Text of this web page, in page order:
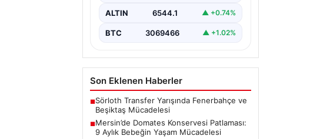
ALTIN 6544.1 ▲ +0.74%
BTC 3069466 ▲ +1.02%
Son Eklenen Haberler
■Sörloth Transfer Yarışında Fenerbahçe ve
Beşiktaş Mücadelesi
■Mersin’de Domates Konservesi Patlaması:
9 Aylık Bebeğin Yaşam Mücadelesi